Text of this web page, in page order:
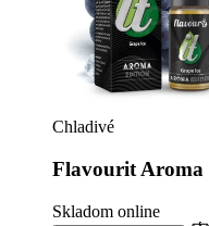
Chladivé
Flavourit Aroma
Skladom online